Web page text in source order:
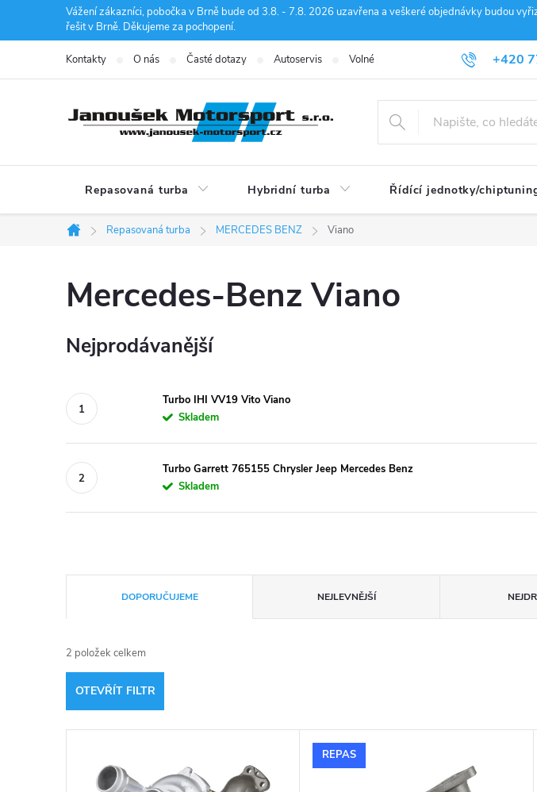
Vážení zákazníci, pobočka v Brně bude od 3.8. - 7.8. 2026 uzavřena a veškeré objednávky budou
řešit v Brně. Děkujeme za pochopení.
+420
Kontakty O nás Časté dotazy Autoservis Volné pozice Obchodní podmínky
Repasovaná turba Hybridní turba Řídící jednotky/
Domů
Repasovaná turba MERCEDES BENZ Viano
Mercedes-Benz Viano
Nejprodávanější
Turbo IHI VV19 Vito Viano
Skladem
Turbo Garrett 765155 Chrysler Jeep Mercedes Benz
Skladem
a
z
e
DOPORUČUJEME NEJLEVNĚJŠÍ
2 položek celkem
OTEVŘÍT FILTR
REPAS